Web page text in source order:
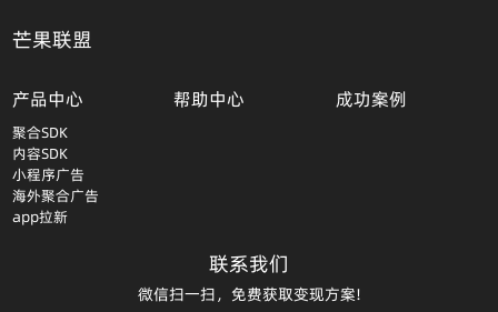
芒果联盟
产品中心
聚合SDK
内容SDK
小程序广告
海外聚合广告
app拉新
帮助中心 成功案例
联系我们
微信扫一扫，免费获取变现方案!